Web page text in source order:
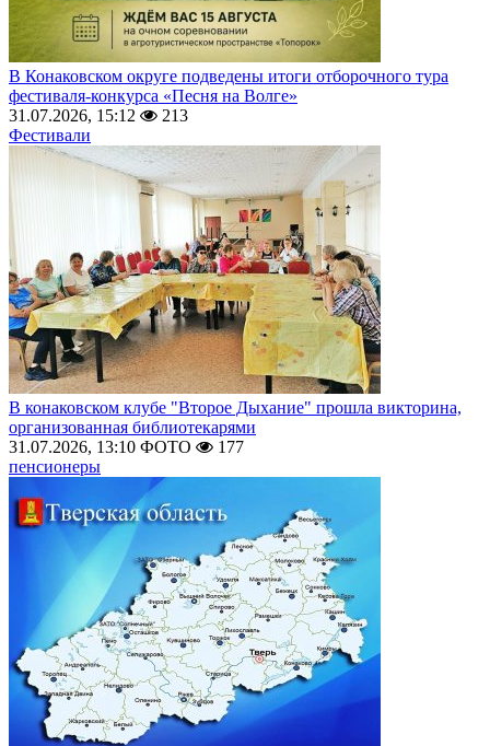
В Конаковском округе подведены итоги отборочного тура
фестиваля-конкурса «Песня на Волге»
31.07.2026, 15:12
213
Фестивали
В конаковском клубе "Второе Дыхание" прошла викторина,
организованная библиотекарями
31.07.2026, 13:10 ФОТО
177
пенсионеры